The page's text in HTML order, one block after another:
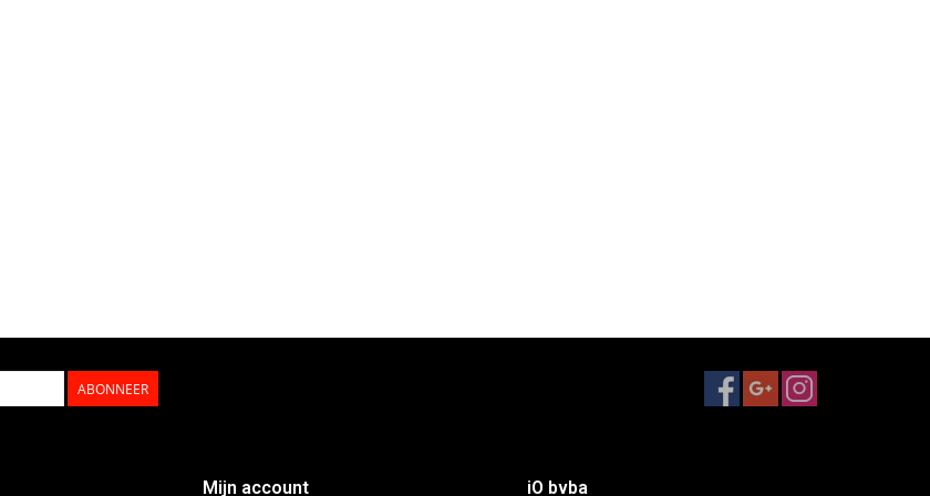
ABONNEER
Mijn account iO bvba